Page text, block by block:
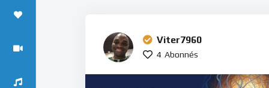
Viter7960
4 Abonnés